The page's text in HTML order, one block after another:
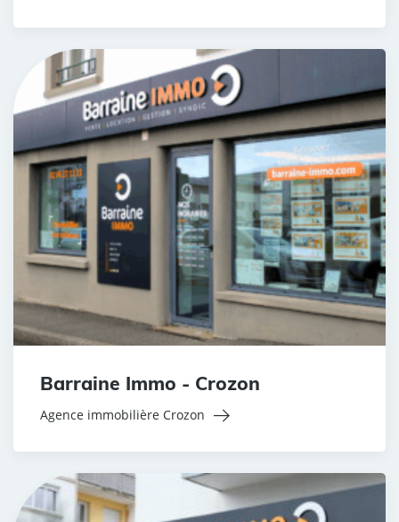
Barraine Immo - Crozon
Agence immobilière Crozon